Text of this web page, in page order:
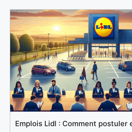
Emplois Lidl : Comment postuler